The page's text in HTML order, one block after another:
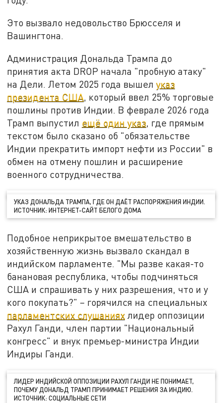
Это вызвало недовольство Брюсселя и
Вашингтона.
Администрация Дональда Трампа до
принятия акта DROP начала "пробную атаку"
на Дели. Летом 2025 года вышелуказ
президента США, который ввел 25% торговые
пошлины против Индии. В феврале 2026 года
Трамп выпустил ещё один указ, где прямым
текстом было сказано об "обязательстве
Индии прекратить импорт нефти из России" в
обмен на отмену пошлин и расширение
военного сотрудничества.
УКАЗ ДОНАЛЬДА ТРАМПА, ГДЕ ОН ДАЁТ РАСПОРЯЖЕНИЯ ИНДИИ.
ИСТОЧНИК: ИНТЕРНЕТ-САЙТ БЕЛОГО ДОМА
Подобное неприкрытое вмешательство в
хозяйственную жизнь вызвало скандал в
индийском парламенте. "Мы разве какая-то
банановая республика, чтобы подчиняться
США и спрашивать у них разрешения, что и у
кого покупать?" – горячился на специальных
парламентских слушаниях лидер оппозиции
Рахул Ганди, член партии "Национальный
конгресс" и внук премьер-министра Индии
Индиры Ганди.
ЛИДЕР ИНДИЙСКОЙ ОППОЗИЦИИ РАХУЛ ГАНДИ НЕ ПОНИМАЕТ,
ПОЧЕМУ ДОНАЛЬД ТРАМП ПРИНИМАЕТ РЕШЕНИЯ ЗА ИНДИЮ.
ИСТОЧНИК: СОЦИАЛЬНЫЕ СЕТИ